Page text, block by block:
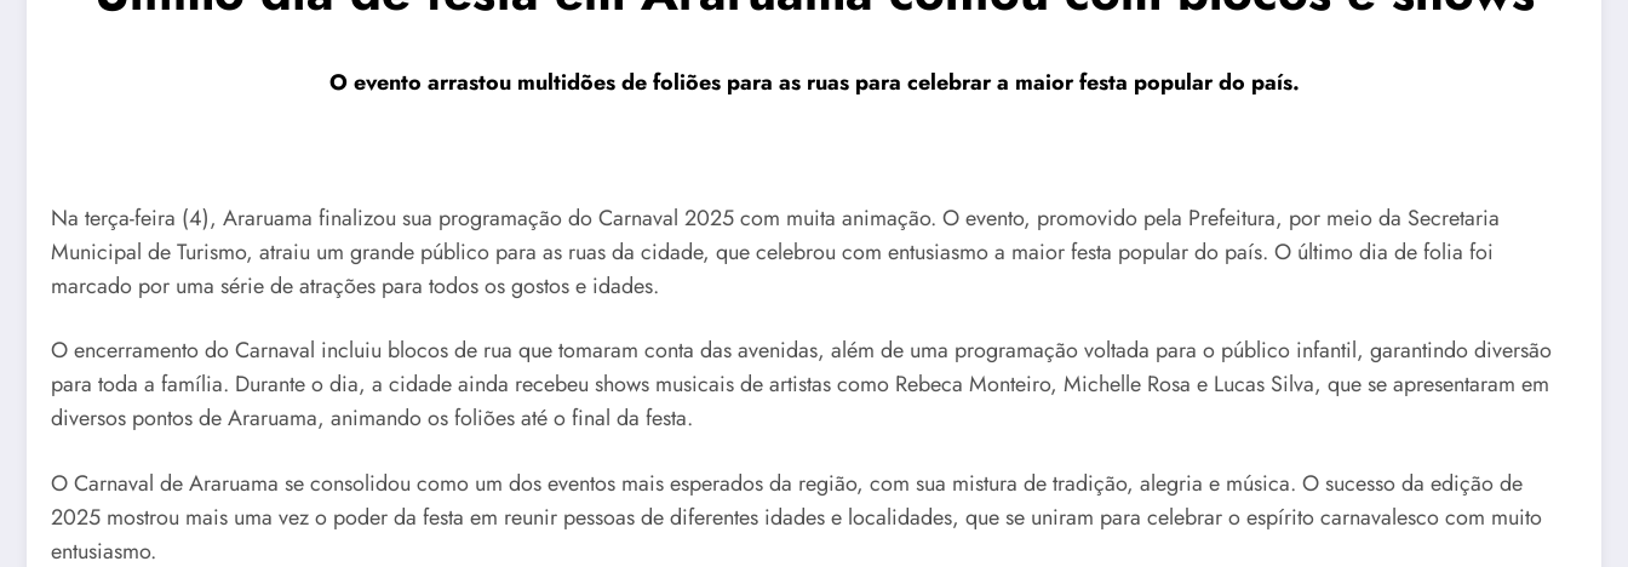
O evento arrastou multidões de foliões para as ruas para celebrar a maior festa popular do país.
Na terça-feira (4), Araruama finalizou sua programação do Carnaval 2025 com muita animação. O evento, promovido pela Prefeitura, por meio da Secretaria
Municipal de Turismo, atraiu um grande público para as ruas da cidade, que celebrou com entusiasmo a maior festa popular do país. O último dia de folia foi
marcado por uma série de atrações para todos os gostos e idades.
O encerramento do Carnaval incluiu blocos de rua que tomaram conta das avenidas, além de uma programação voltada para o público infantil, garantindo diversão
para toda a família. Durante o dia, a cidade ainda recebeu shows musicais de artistas como Rebeca Monteiro, Michelle Rosa e Lucas Silva, que se apresentaram em
diversos pontos de Araruama, animando os foliões até o final da festa.
O Carnaval de Araruama se consolidou como um dos eventos mais esperados da região, com sua mistura de tradição, alegria e música. O sucesso da edição de
2025 mostrou mais uma vez o poder da festa em reunir pessoas de diferentes idades e localidades, que se uniram para celebrar o espírito carnavalesco com muito
entusiasmo.